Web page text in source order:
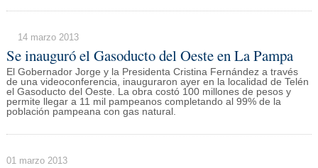
14 marzo 2013
Se inauguró el Gasoducto del Oeste en La Pampa
El Gobernador Jorge y la Presidenta Cristina Fernández a través
de una videoconferencia, inauguraron ayer en la localidad de Telén
el Gasoducto del Oeste. La obra costó 100 millones de pesos y
permite llegar a 11 mil pampeanos completando al 99% de la
población pampeana con gas natural.
01 marzo 2013